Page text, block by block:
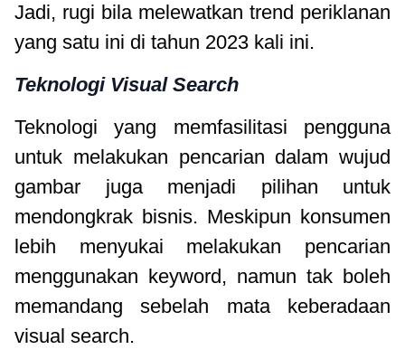
Jadi, rugi bila melewatkan trend periklanan
yang satu ini di tahun 2023 kali ini.
Teknologi Visual Search
Teknologi yang memfasilitasi pengguna
untuk melakukan pencarian dalam wujud
gambar juga menjadi pilihan untuk
mendongkrak bisnis. Meskipun konsumen
lebih menyukai melakukan pencarian
menggunakan keyword, namun tak boleh
memandang sebelah mata keberadaan
visual search.